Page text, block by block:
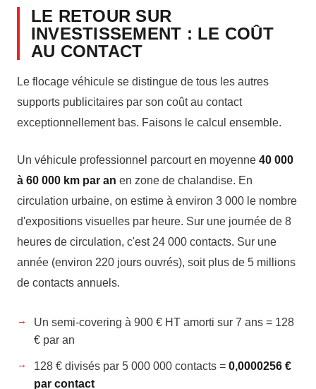
LE RETOUR SUR
INVESTISSEMENT : LE COÛT
AU CONTACT
Le flocage véhicule se distingue de tous les autres
supports publicitaires par son coût au contact
exceptionnellement bas. Faisons le calcul ensemble.
Un véhicule professionnel parcourt en moyenne 40 000
à 60 000 km par an en zone de chalandise. En
circulation urbaine, on estime à environ 3 000 le nombre
d'expositions visuelles par heure. Sur une journée de 8
heures de circulation, c'est 24 000 contacts. Sur une
année (environ 220 jours ouvrés), soit plus de 5 millions
de contacts annuels.
Un semi-covering à 900 € HT amorti sur 7 ans = 128
€ par an
128 € divisés par 5 000 000 contacts = 0,0000256 €
par contact